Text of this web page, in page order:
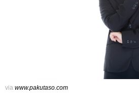
via www.pakutaso.com